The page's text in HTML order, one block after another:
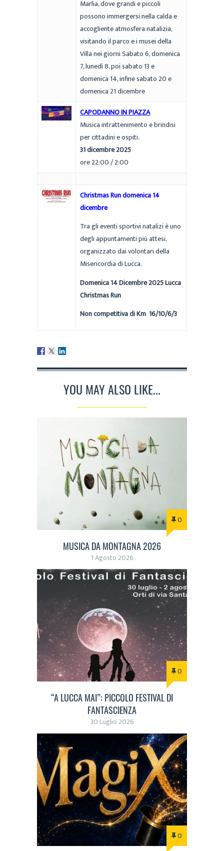
Marlia, dove grandi e piccoli
possono immergersi nella calda e
accogliente atmosfera natalizia,
visitando il parco e i musei della
Villa nei giorni Sabato 6, domenica
7, lunedì 8, poi sabato 13 e
domenica 14, infine sabato 20 e
domenica 21 dicembre
CAPODANNO IN PIAZZA
Musica intrattenimento e brindisi
per cittadini e ospiti.
31 dicembre 2025
ore 22:00 / 2:00
Christmas Run domenica 14
dicembre
Tra gli eventi sportivi natalizi è uno
degli appuntamenti più attesi,
organizzato dai volontari della
Misericordia di Lucca.
Domenica 14 Dicembre 2025Lucca
Christmas Run
Non competitiva di Km 16/10/6/3
YOU MAY ALSO LIKE...
0
MUSICA DA MONTAGNA 2026
1 Agosto 2026
0
“A LUCCA MAI”: PICCOLO FESTIVAL DI
FANTASCIENZA
30 Luglio 2026
0